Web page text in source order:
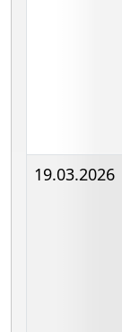
19.03.2026